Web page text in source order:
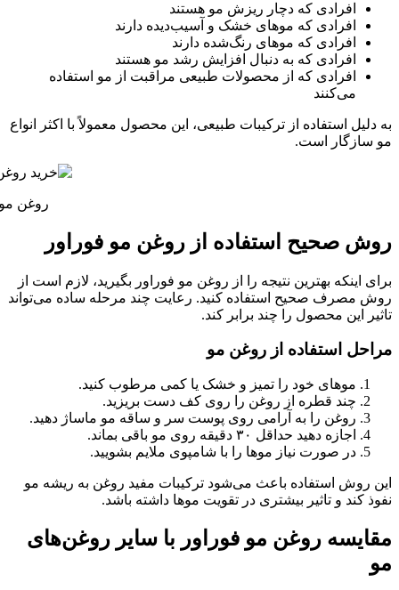
افرادی که دچار ریزش مو هستند
افرادی که موهای خشک و آسیب‌دیده دارند
افرادی که موهای رنگ‌شده دارند
افرادی که به دنبال افزایش رشد مو هستند
افرادی که از محصولات طبیعی مراقبت از مو استفاده
می‌کنند
به دلیل استفاده از ترکیبات طبیعی، این محصول معمولاً با اکثر انواع
مو سازگار است.
روغن
روش صحیح استفاده از روغن مو فوراور
برای اینکه بهترین نتیجه را از روغن مو فوراور بگیرید، لازم است از
روش مصرف صحیح استفاده کنید. رعایت چند مرحله ساده می‌تواند
تاثیر این محصول را چند برابر کند.
مراحل استفاده از روغن مو
موهای خود را تمیز و خشک یا کمی مرطوب کنید.
چند قطره از روغن را روی کف دست بریزید.
روغن را به آرامی روی پوست سر و ساقه مو ماساژ دهید.
اجازه دهید حداقل ۳۰ دقیقه روی مو باقی بماند.
در صورت نیاز موها را با شامپوی ملایم بشویید.
این روش استفاده باعث می‌شود ترکیبات مفید روغن به ریشه مو
نفوذ کند و تاثیر بیشتری در تقویت موها داشته باشد.
مقایسه روغن مو فوراور با سایر روغن‌های
مو